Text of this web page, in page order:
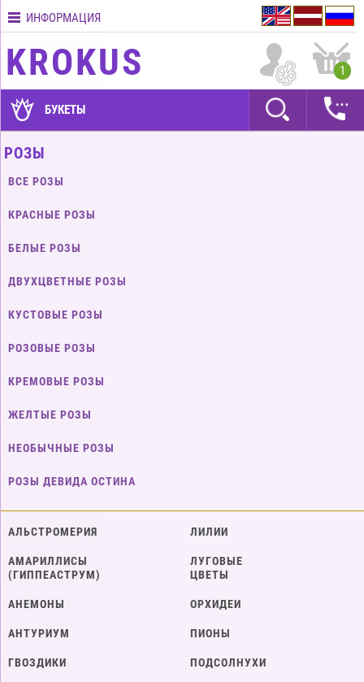
Контакты
Условия
ГАРАНТИИ
оплатить?
Как
заказ?
ИНФОРМАЦИЯ
KROKUS 1
БУКЕТЫ
РОЗЫ
ВСЕ РОЗЫ
КРАСНЫЕ РОЗЫ
БЕЛЫЕ РОЗЫ
ДВУХЦВЕТНЫЕ РОЗЫ
КУСТОВЫЕ РОЗЫ
РОЗОВЫЕ РОЗЫ
КРЕМОВЫЕ РОЗЫ
ЖЕЛТЫЕ РОЗЫ
НЕОБЫЧНЫЕ РОЗЫ
РОЗЫ ДЕВИДА ОСТИНА
АЛЬСТРОМЕРИЯ
АМАРИЛЛИСЫ
(ГИППЕАСТРУМ)
АНЕМОНЫ
АНТУРИУМ
ГВОЗДИКИ
ЛИЛИИ
ЛУГОВЫЕ
ЦВЕТЫ
ОРХИДЕИ
ПИОНЫ
ПОДСОЛНУХИ